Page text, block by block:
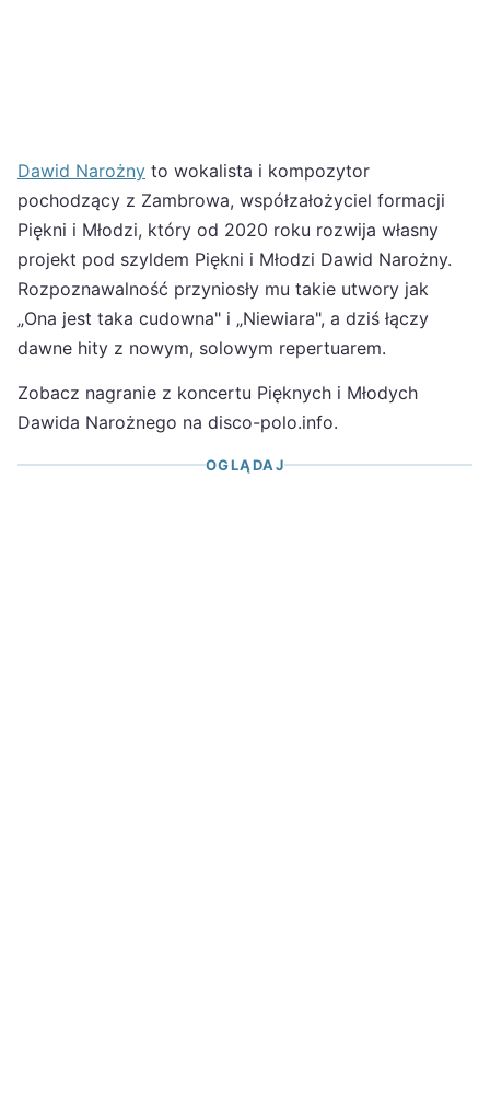
Dawid Narożny to wokalista i kompozytor
pochodzący z Zambrowa, współzałożyciel formacji
Piękni i Młodzi, który od 2020 roku rozwija własny
projekt pod szyldem Piękni i Młodzi Dawid Narożny.
Rozpoznawalność przyniosły mu takie utwory jak
„Ona jest taka cudowna" i „Niewiara", a dziś łączy
dawne hity z nowym, solowym repertuarem.
Zobacz nagranie z koncertu Pięknych i Młodych
Dawida Narożnego na disco-polo.info.
OGLĄDAJ